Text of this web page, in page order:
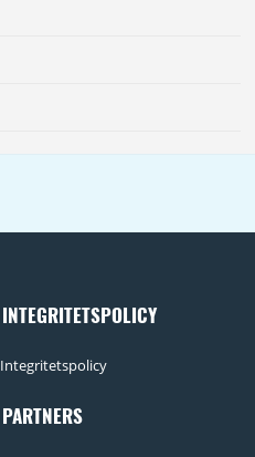
INTEGRITETSPOLICY
Integritetspolicy
PARTNERS